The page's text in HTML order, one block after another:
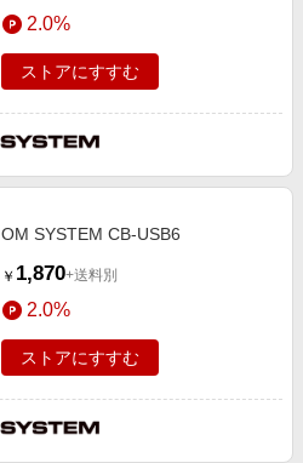
2.0%
ストアにすすむ
OM SYSTEM CB-USB6
￥ 1,870+送料別
2.0%
ストアにすすむ